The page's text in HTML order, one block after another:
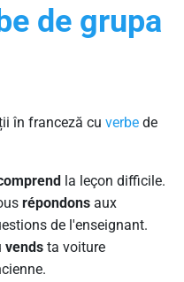
de grupa
în franceză cu verbe de
la leçon difficile.
répondons aux
de l'enseignant.
vends ta voiture